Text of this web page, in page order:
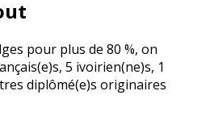
pour plus de 80 %, on
5 ivoirien(ne)s, 1
diplômé(e)s originaires